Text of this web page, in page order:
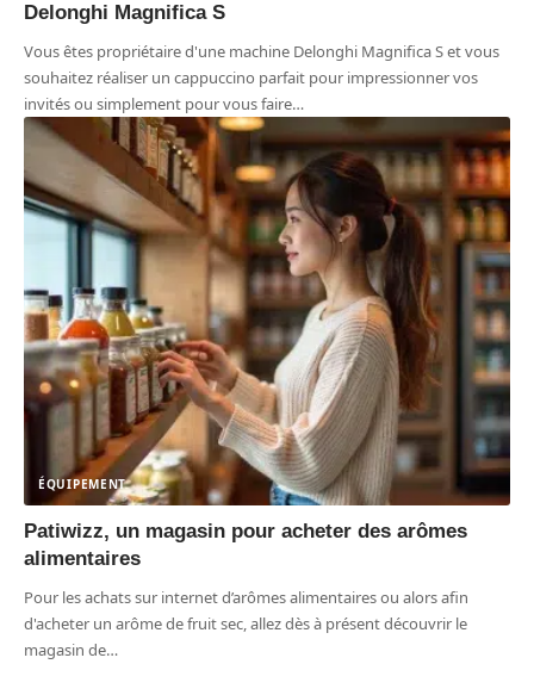
Delonghi Magnifica S
Vous êtes propriétaire d'une machine Delonghi Magnifica S et vous
souhaitez réaliser un cappuccino parfait pour impressionner vos
invités ou simplement pour vous faire…
ÉQUIPEMENT
Patiwizz, un magasin pour acheter des arômes
alimentaires
Pour les achats sur internet d’arômes alimentaires ou alors afin
d'acheter un arôme de fruit sec, allez dès à présent découvrir le
magasin de…